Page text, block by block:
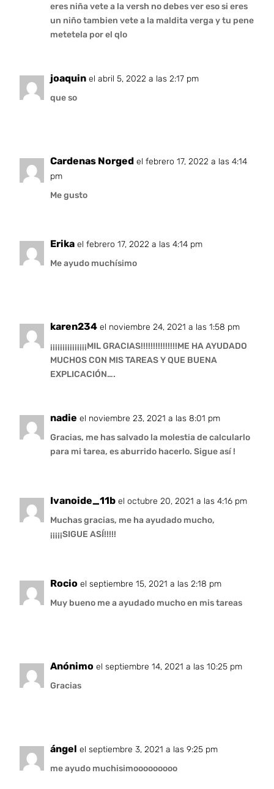
eres niña vete a la versh no debes ver eso si eres
un niño tambien vete a la maldita verga y tu pene
metetela por el qlo
joaquin el abril 5, 2022 a las 2:17 pm
que so
Cardenas Norged el febrero 17, 2022 a las 4:14
pm
Me gusto
Erika el febrero 17, 2022 a las 4:14 pm
Me ayudo muchísimo
karen234 el noviembre 24, 2021 a las 1:58 pm
¡¡¡¡¡¡¡¡¡¡¡¡¡¡¡MIL GRACIAS!!!!!!!!!!!!!!!ME HA AYUDADO
MUCHOS CON MIS TAREAS Y QUE BUENA
EXPLICACIÓN….
nadie el noviembre 23, 2021 a las 8:01 pm
Gracias, me has salvado la molestia de calcularlo
para mi tarea, es aburrido hacerlo. Sigue así !
Ivanoide_11b el octubre 20, 2021 a las 4:16 pm
Muchas gracias, me ha ayudado mucho,
¡¡¡¡¡SIGUE ASÍ!!!!!
Rocio el septiembre 15, 2021 a las 2:18 pm
Muy bueno me a ayudado mucho en mis tareas
Anónimo el septiembre 14, 2021 a las 10:25 pm
Gracias
ángel el septiembre 3, 2021 a las 9:25 pm
me ayudo muchisimooooooooo